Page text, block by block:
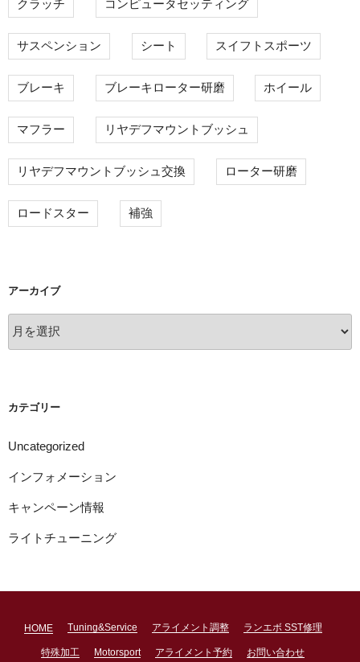
クラッチ コンピュータセッティング
サスペンション シート スイフトスポーツ
ブレーキ ブレーキローター研磨 ホイール
マフラー リヤデフマウントブッシュ
リヤデフマウントブッシュ交換 ローター研磨
ロードスター 補強
アーカイブ
ー
カテゴリー
Uncategorized
インフォメーション
キャンペーン情報
ライトチューニング
HOME Tuning&Service アライメント調整 ランエボ SST修理
特殊加工 Motorsport アライメント予約 お問い合わせ